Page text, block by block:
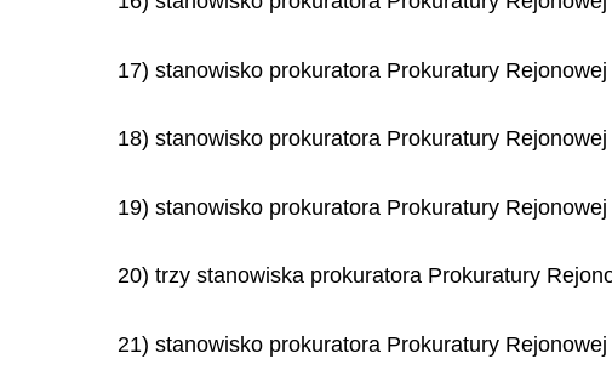
17) stanowisko prokuratora Prokuratury Rejonowej
18) stanowisko prokuratora Prokuratury
19) stanowisko prokuratora Prokuratury
20) trzy stanowiska prokuratora Prokuratury
21) stanowisko prokuratora Prokuratury